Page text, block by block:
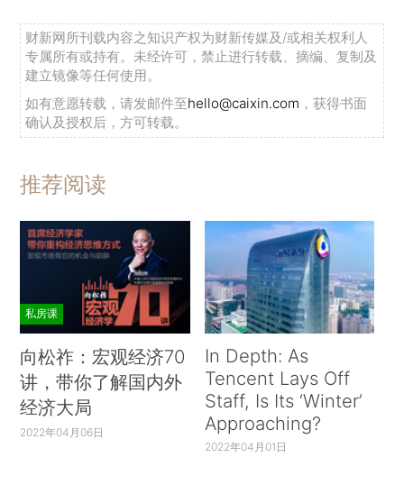
财新网所刊载内容之知识产权为财新传媒及/或相关权利人
专属所有或持有。未经许可，禁止进行转载、摘编、复制及
建立镜像等任何使用。
如有意愿转载，请发邮件至hello@caixin.com ，获得书面
确认及授权后，方可转载。
推荐阅读
私房课
向松祚：宏观经济70
讲，带你了解国内外
经济大局
2022年04月06日
In Depth: As
Tencent Lays Off
Staff, Is Its ‘Winter’
Approaching?
2022年04月01日